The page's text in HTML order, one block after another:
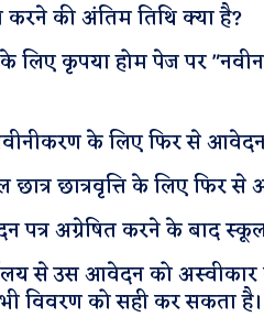
की अंतिम तिथि क्या है?
लिए कृपया होम पेज पर
के लिए फिर से
छात्र छात्रवृत्ति के लिए फिर
अग्रेषित करने के बाद
से उस आवेदन को
विवरण को सही कर सकता है।